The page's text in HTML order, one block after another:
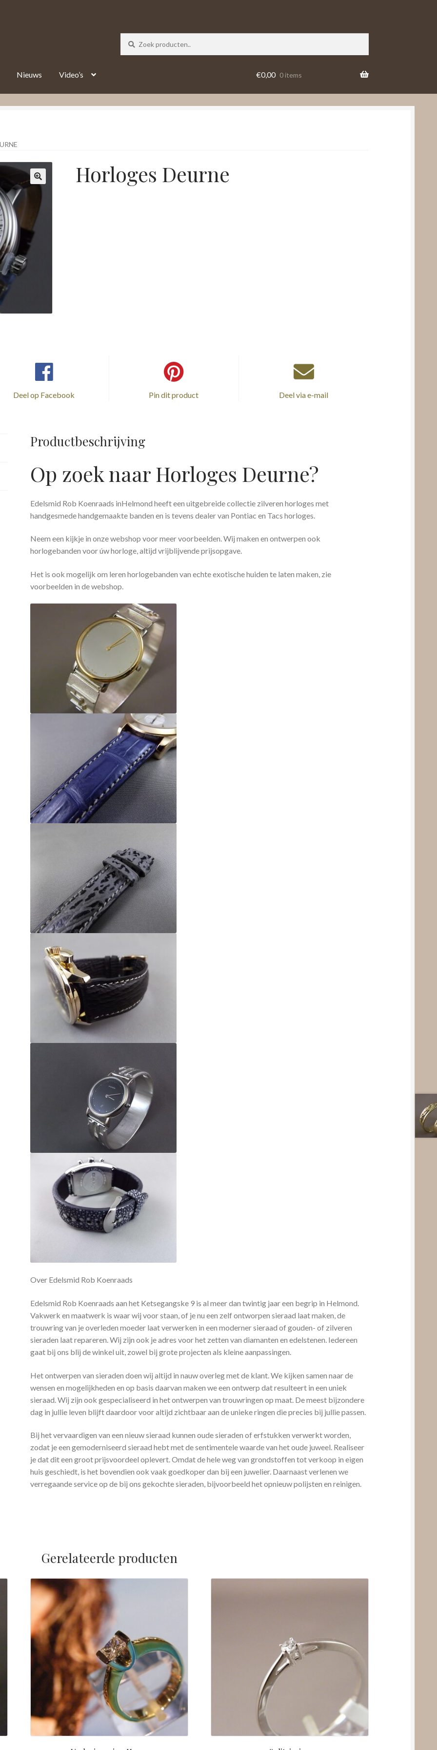
Nieuws Video’s €0,00 0 items
Horloges Deurne
Deel op Facebook Pin dit product Deel via e-mail
Productbeschrijving
Op zoek naar Horloges Deurne?
Edelsmid Rob Koenraads inHelmond heeft een uitgebreide collectie zilveren horloges met
handgesmede handgemaakte banden en is tevens dealer van Pontiac en Tacs horloges.
Neem een kijkje in onze webshop voor meer voorbeelden. Wij maken en ontwerpen ook
horlogebanden voor úw horloge, altijd vrijblijvende prijsopgave.
Het is ook mogelijk om leren horlogebanden van echte exotische huiden te laten maken, zie
voorbeelden in de webshop.
Over Edelsmid Rob Koenraads
Edelsmid Rob Koenraads aan het Ketsegangske 9 is al meer dan twintig jaar een begrip in Helmond.
Vakwerk en maatwerk is waar wij voor staan, of je nu een zelf ontworpen sieraad laat maken, de
trouwring van je overleden moeder laat verwerken in een moderner sieraad of gouden- of zilveren
sieraden laat repareren. Wij zijn ook je adres voor het zetten van diamanten en edelstenen. Iedereen
gaat bij ons blij de winkel uit, zowel bij grote projecten als kleine aanpassingen.
Het ontwerpen van sieraden doen wij altijd in nauw overleg met de klant. We kijken samen naar de
wensen en mogelijkheden en op basis daarvan maken we een ontwerp dat resulteert in een uniek
sieraad. Wij zijn ook gespecialiseerd in het ontwerpen van trouwringen op maat. De meest bijzondere
dag in jullie leven blijft daardoor voor altijd zichtbaar aan de unieke ringen die precies bij jullie passen.
Bij het vervaardigen van een nieuw sieraad kunnen oude sieraden of erfstukken verwerkt worden,
zodat je een gemoderniseerd sieraad hebt met de sentimentele waarde van het oude juweel. Realiseer
je dat dit een groot prijsvoordeel oplevert. Omdat de hele weg van grondstoffen tot verkoop in eigen
huis geschiedt, is het bovendien ook vaak goedkoper dan bij een juwelier. Daarnaast verlenen we
verregaande service op de bij ons gekochte sieraden, bijvoorbeeld het opnieuw polijsten en reinigen.
Gerelateerde producten